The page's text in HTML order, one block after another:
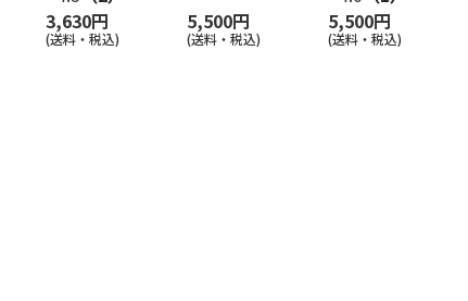
3,630円
(送料・税込)
5,500円
(送料・税込)
5,500円
(送料・税込)